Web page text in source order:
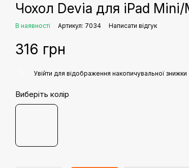
Чохол Devia для iPad
В наявності Артикул: 7034 Написати відгук
316 грн
Увійти для відображення накопичувальної знижки
Виберіть колір